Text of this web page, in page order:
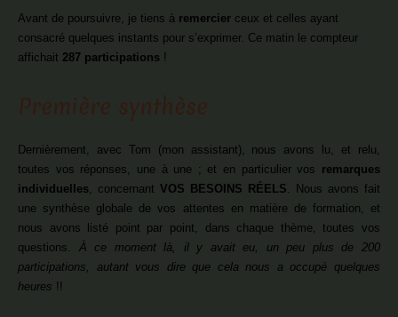
Avant de poursuivre, je tiens à remercier ceux et celles ayant
consacré quelques instants pour s’exprimer. Ce matin le compteur
affichait 287 participations !
Dernièrement, avec Tom (mon assistant), nous avons lu, et relu,
toutes vos réponses, une à une ; et en particulier vos remarques
individuelles , concernant VOS BESOINS RÉELS . Nous avons fait
une synthèse globale de vos attentes en matière de formation, et
nous avons listé point par point, dans chaque thème, toutes vos
questions. À ce moment là, il y avait eu, un peu plus de 200
participations, autant vous dire que cela nous a occupé quelques
heures !!